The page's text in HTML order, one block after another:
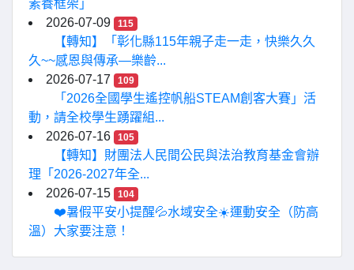
素養框架」
2026-07-09
115
【轉知】「彰化縣115年親子走一走，快樂久久
久~~感恩與傳承—樂齡...
2026-07-17
109
「2026全國學生遙控帆船STEAM創客大賽」活
動，請全校學生踴躍組...
2026-07-16
105
【轉知】財團法人民間公民與法治教育基金會辦
理「2026-2027年全...
2026-07-15
104
❤️暑假平安小提醒💦水域安全☀️運動安全（防高
溫）大家要注意！